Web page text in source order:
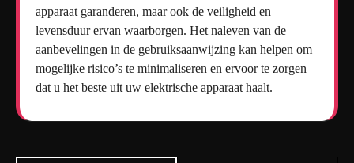
apparaat garanderen, maar ook de veiligheid en
levensduur ervan waarborgen. Het naleven van de
aanbevelingen in de gebruiksaanwijzing kan helpen om
mogelijke risico’s te minimaliseren en ervoor te zorgen
dat u het beste uit uw elektrische apparaat haalt.